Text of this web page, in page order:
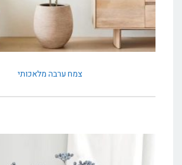
צמח ערבה מלאכותי